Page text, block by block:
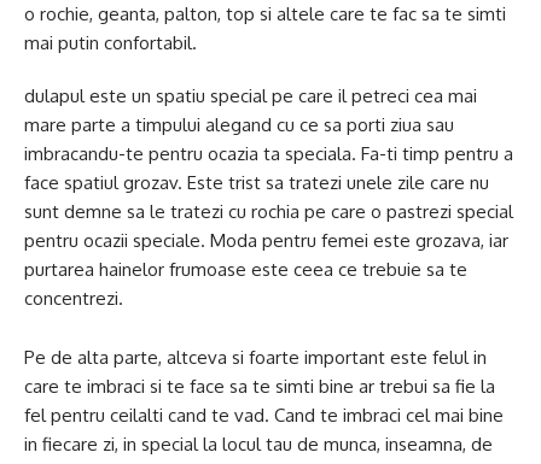
o rochie, geanta, palton, top si altele care te fac sa te simti
mai putin confortabil.
dulapul este un spatiu special pe care il petreci cea mai
mare parte a timpului alegand cu ce sa porti ziua sau
imbracandu-te pentru ocazia ta speciala. Fa-ti timp pentru a
face spatiul grozav. Este trist sa tratezi unele zile care nu
sunt demne sa le tratezi cu rochia pe care o pastrezi special
pentru ocazii speciale. Moda pentru femei este grozava, iar
purtarea hainelor frumoase este ceea ce trebuie sa te
concentrezi.
Pe de alta parte, altceva si foarte important este felul in
care te imbraci si te face sa te simti bine ar trebui sa fie la
fel pentru ceilalti cand te vad. Cand te imbraci cel mai bine
in fiecare zi, in special la locul tau de munca, inseamna, de